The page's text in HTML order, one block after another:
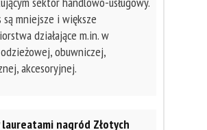
są mniejsze i większe
działające m.in. w
obuwniczej,
akcesoryjnej.
laureatami nagród Złotych